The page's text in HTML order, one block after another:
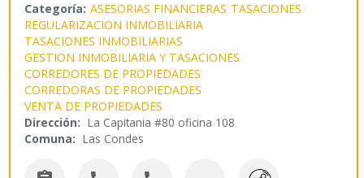
Categoría: ASESORIAS FINANCIERAS TASACIONES
REGULARIZACION INMOBILIARIA
TASACIONES INMOBILIARIAS
GESTION INMOBILIARIA Y TASACIONES
CORREDORES DE PROPIEDADES
CORREDORAS DE PROPIEDADES
VENTA DE PROPIEDADES
Dirección: La Capitania #80 oficina 108
Comuna: Las Condes